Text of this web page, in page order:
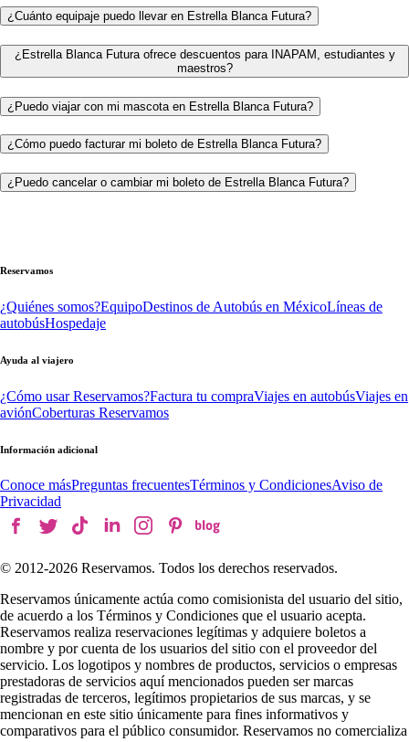
¿Cuánto equipaje puedo llevar en Estrella Blanca Futura?
¿Estrella Blanca Futura ofrece descuentos para INAPAM, estudiantes y
maestros?
¿Puedo viajar con mi mascota en Estrella Blanca Futura?
¿Cómo puedo facturar mi boleto de Estrella Blanca Futura?
¿Puedo cancelar o cambiar mi boleto de Estrella Blanca Futura?
Reservamos
¿Quiénes somos?EquipoDestinos de Autobús en MéxicoLíneas de
autobúsHospedaje
Ayuda al viajero
¿Cómo usar Reservamos?Factura tu compraViajes en autobúsViajes en
aviónCoberturas Reservamos
Información adicional
Conoce másPreguntas frecuentesTérminos y CondicionesAviso de
Privacidad
© 2012-2026 Reservamos. Todos los derechos reservados.
Reservamos únicamente actúa como comisionista del usuario del sitio,
de acuerdo a los Términos y Condiciones que el usuario acepta.
Reservamos realiza reservaciones legítimas y adquiere boletos a
nombre y por cuenta de los usuarios del sitio con el proveedor del
servicio. Los logotipos y nombres de productos, servicios o empresas
prestadoras de servicios aquí mencionados pueden ser marcas
registradas de terceros, legítimos propietarios de sus marcas, y se
mencionan en este sitio únicamente para fines informativos y
comparativos para el público consumidor. Reservamos no comercializa